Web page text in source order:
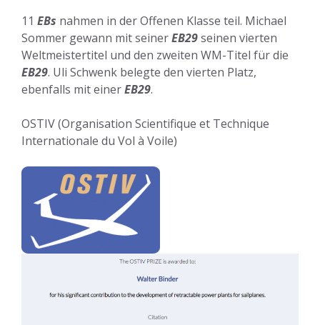
11 EBs nahmen in der Offenen Klasse teil. Michael
Sommer gewann mit seinerEB29seinen vierten
Weltmeistertitel und den zweiten WM-Titel für die
EB29. Uli Schwenk belegte den vierten Platz,
ebenfalls mit einerEB29.
OSTIV (Organisation Scientifique et Technique
Internationale du Vol à Voile)